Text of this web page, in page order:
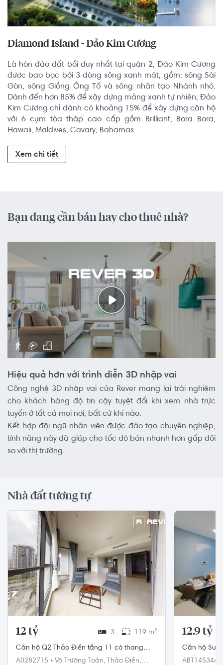
Diamond Island - Đảo Kim Cương
Là hòn đảo đất bồi duy nhất tại quận 2, Đảo Kim Cương
được bao bọc bởi 3 dòng sông xanh mát, gồm: sông Sài
Gòn, sông Giồng Ông Tố và sông nhân tạo Nhánh nhỏ.
Dành đến hơn 85% để xây dựng mảng xanh tự nhiên, Đảo
Kim Cương chỉ dành có khoảng 15% để xây dựng căn hộ
với 6 cụm tòa tháp cao cấp gồm Brilliant, Bora Bora,
Hawaii, Maldives, Cavary, Bahamas.
Xem chi tiết
Bạn đang cần bán hay cho thuê nhà?
Hiệu quả hơn với trình diễn 3D nhập vai
Công nghệ 3D nhập vai của Rever mang lại trải nghiệm
cho khách hàng độ tin cậy tuyệt đối khi xem nhà trực
tuyến ở tất cả mọi nơi, bất cứ khi nào.
Kết hợp đội ngũ nhân viên được đào tạo chuyên nghiệp,
tính năng này đã giúp cho tốc độ bán nhanh hơn gấp đôi
so với thị trường.
Nhà đất tương tự
12 tỷ 3 119 m²
Căn hộ Q2 Thảo Điền tầng 11 có thang
máy riêng cửa hướng Tây Bắc
A0282715 • Võ Trường Toản, Thảo Điền,
12.9 tỷ
Căn hộ
tích 125m²
ABT145344